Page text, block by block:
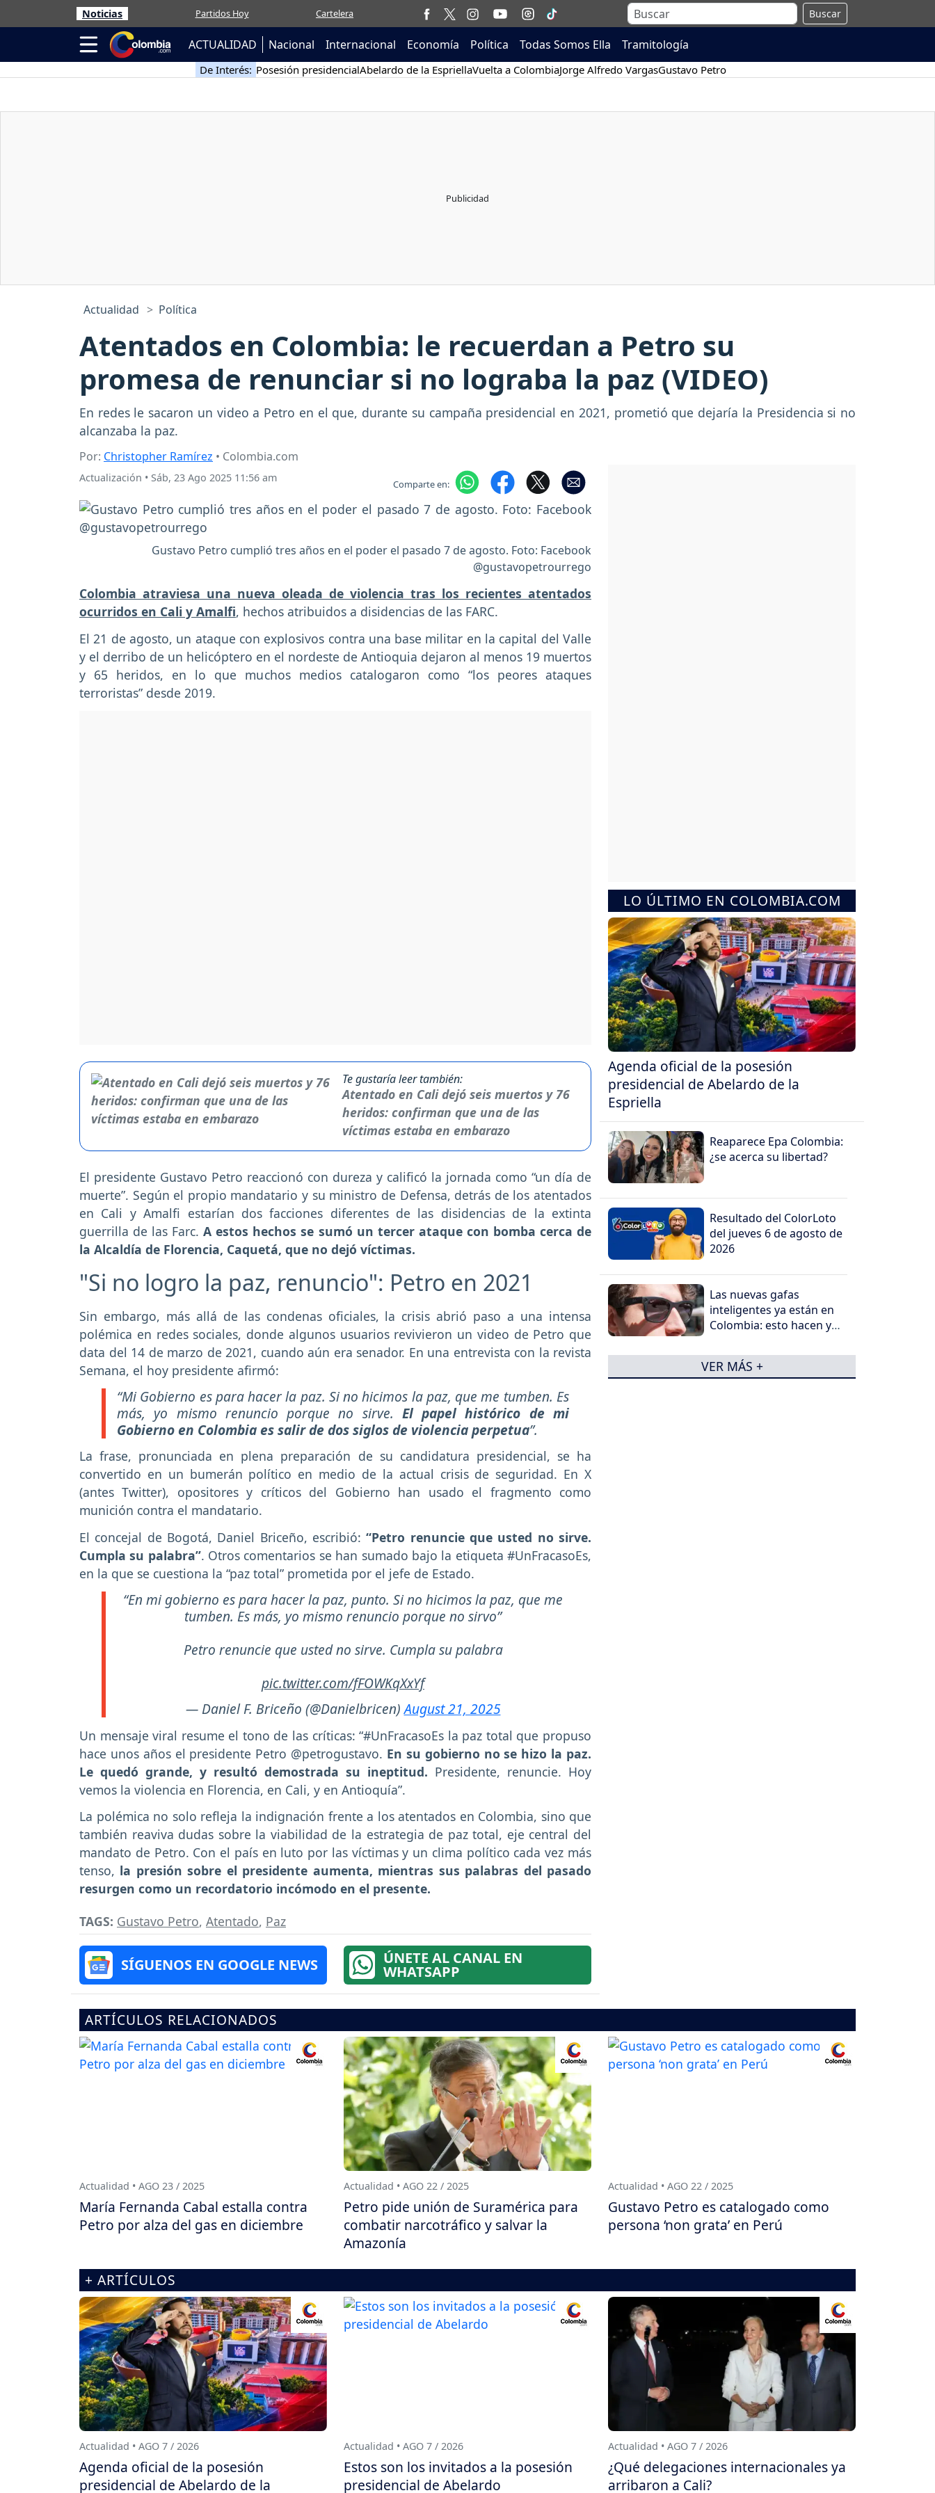
Noticias Partidos Hoy Cartelera Buscar
ACTUALIDAD Nacional Internacional Economía Política Todas Somos Ella Tramitología
De Interés: Posesión presidencialAbelardo de la EspriellaVuelta a ColombiaJorge Alfredo VargasGustavo Petro
Actualidad Política
Atentados en Colombia: le recuerdan a Petro su
promesa de renunciar si no lograba la paz (VIDEO)
En redes le sacaron un video a Petro en el que, durante su campaña presidencial en 2021, prometió que dejaría la Presidencia si no
alcanzaba la paz.
Por: Christopher Ramírez • Colombia.com
Actualización • Sáb, 23 Ago 2025 11:56 am Comparte en:
Gustavo Petro cumplió tres años en el poder el pasado 7 de agosto. Foto: Facebook
@gustavopetrourrego
Colombia atraviesa una nueva oleada de violencia tras los recientes atentados
ocurridos en Cali y Amalfi, hechos atribuidos a disidencias de las FARC.
El 21 de agosto, un ataque con explosivos contra una base militar en la capital del Valle
y el derribo de un helicóptero en el nordeste de Antioquia dejaron al menos 19 muertos
y 65 heridos, en lo que muchos medios catalogaron como “los peores ataques
terroristas” desde 2019.
Te gustaría leer también:
Atentado en Cali dejó seis muertos y 76
heridos: confirman que una de las
víctimas estaba en embarazo
El presidente Gustavo Petro reaccionó con dureza y calificó la jornada como “un día de
muerte”. Según el propio mandatario y su ministro de Defensa, detrás de los atentados
en Cali y Amalfi estarían dos facciones diferentes de las disidencias de la extinta
guerrilla de las Farc.A estos hechos se sumó un tercer ataque con bomba cerca de
la Alcaldía de Florencia, Caquetá, que no dejó víctimas.
"Si no logro la paz, renuncio": Petro en 2021
Sin embargo, más allá de las condenas oficiales, la crisis abrió paso a una intensa
polémica en redes sociales, donde algunos usuarios revivieron un video de Petro que
data del 14 de marzo de 2021, cuando aún era senador. En una entrevista con la revista
Semana, el hoy presidente afirmó:
“Mi Gobierno es para hacer la paz. Si no hicimos la paz, que me tumben. Es
más, yo mismo renuncio porque no sirve. El papel histórico de mi
Gobierno en Colombia es salir de dos siglos de violencia perpetua”.
La frase, pronunciada en plena preparación de su candidatura presidencial, se ha
convertido en un bumerán político en medio de la actual crisis de seguridad. En X
(antes Twitter), opositores y críticos del Gobierno han usado el fragmento como
munición contra el mandatario.
El concejal de Bogotá, Daniel Briceño, escribió:“Petro renuncie que usted no sirve.
Cumpla su palabra”. Otros comentarios se han sumado bajo la etiqueta #UnFracasoEs,
en la que se cuestiona la “paz total” prometida por el jefe de Estado.
“En mi gobierno es para hacer la paz, punto. Si no hicimos la paz, que me
tumben. Es más, yo mismo renuncio porque no sirvo”
Petro renuncie que usted no sirve. Cumpla su palabra
pic.twitter.com/fFOWKqXxYf
— Daniel F. Briceño (@Danielbricen)August 21, 2025
Un mensaje viral resume el tono de las críticas: “#UnFracasoEs la paz total que propuso
hace unos años el presidente Petro @petrogustavo. En su gobierno no se hizo la paz.
Le quedó grande, y resultó demostrada su ineptitud. Presidente, renuncie. Hoy
vemos la violencia en Florencia, en Cali, y en Antioquía”.
La polémica no solo refleja la indignación frente a los atentados en Colombia, sino que
también reaviva dudas sobre la viabilidad de la estrategia de paz total, eje central del
mandato de Petro. Con el país en luto por las víctimas y un clima político cada vez más
tenso, la presión sobre el presidente aumenta, mientras sus palabras del pasado
resurgen como un recordatorio incómodo en el presente.
TAGS: Gustavo Petro, Atentado, Paz
SÍGUENOS EN GOOGLE NEWS ÚNETE AL CANAL EN
WHATSAPP
LO ÚLTIMO EN COLOMBIA.COM
Agenda oficial de la posesión
presidencial de Abelardo de la
Espriella
Reaparece Epa Colombia:
¿se acerca su libertad?
Resultado del ColorLoto
del jueves 6 de agosto de
2026
Las nuevas gafas
inteligentes ya están en
Colombia: esto hacen y
preocupación
VER MÁS +
ARTÍCULOS RELACIONADOS
Actualidad • AGO 23 / 2025
María Fernanda Cabal estalla contra
Petro por alza del gas en diciembre
Actualidad • AGO 22 / 2025
Petro pide unión de Suramérica para
combatir narcotráfico y salvar la
Amazonía
Actualidad • AGO 22 / 2025
Gustavo Petro es catalogado como
persona ‘non grata’ en Perú
+ ARTÍCULOS
Actualidad • AGO 7 / 2026
Agenda oficial de la posesión
presidencial de Abelardo de la
Actualidad • AGO 7 / 2026
Estos son los invitados a la posesión
presidencial de Abelardo
Actualidad • AGO 7 / 2026
¿Qué delegaciones internacionales ya
arribaron a Cali?